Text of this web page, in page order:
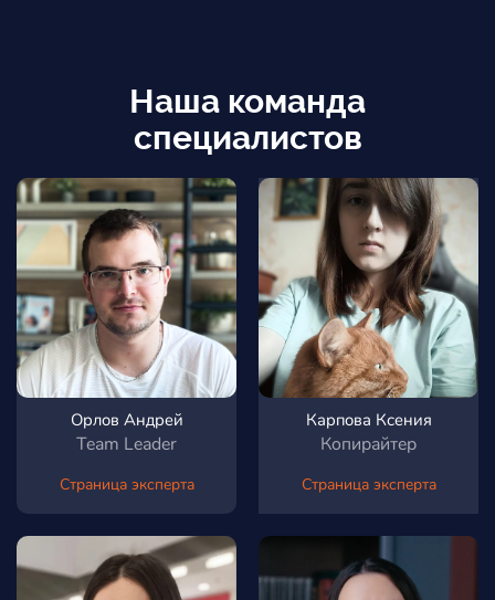
Наша команда
специалистов
Орлов Андрей
Team Leader
Страница эксперта
Карпова Ксения
Копирайтер
Страница эксперта